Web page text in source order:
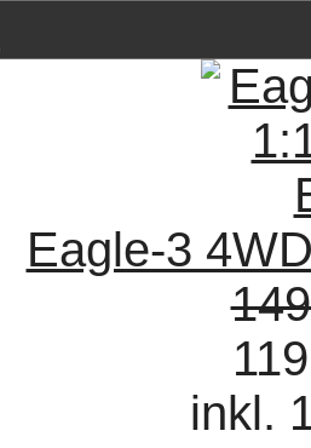
Eagle-3
inkl.